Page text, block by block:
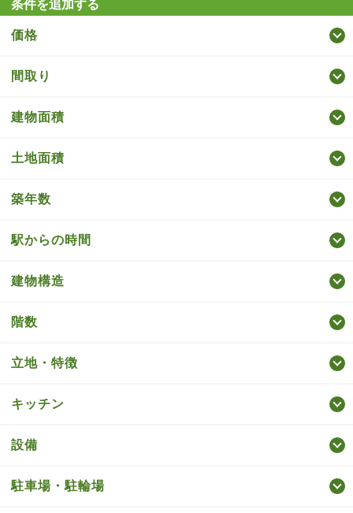
条件を追加する
価格
間取り
建物面積
土地面積
築年数
駅からの時間
建物構造
階数
立地・特徴
キッチン
設備
駐車場・駐輪場